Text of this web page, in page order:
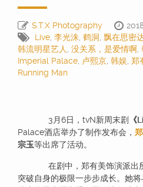
S.T.X Photography
Live 李光洙 鹤洞 飘在思密
韩流明星艺人
没关系，是爱情啊
Imperial Palace 卢熙京 韩娱 郑
Running Man
3月6日，tvN新周末剧 《
Palace酒店举办了制作发布会，
宗玉等出席了活动。
在剧中，郑有美饰演派出
突破自身的极限一步步成长。她